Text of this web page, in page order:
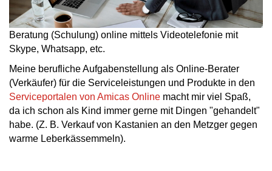
Beratung (Schulung) online mittels Videotelefonie mit
Skype, Whatsapp, etc.
Meine berufliche Aufgabenstellung als Online-Berater
(Verkäufer) für die Serviceleistungen und Produkte in den
Serviceportalen von Amicas Online macht mir viel Spaß,
da ich schon als Kind immer gerne mit Dingen "gehandelt"
habe. (Z. B. Verkauf von Kastanien an den Metzger gegen
warme Leberkässemmeln).